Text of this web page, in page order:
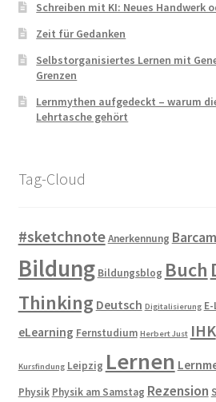
Schreiben mit KI: Neues Handwerk
Zeit für Gedanken
Selbstorganisiertes Lernen mit
Grenzen
Lernmythen aufgedeckt – warum
Lehrtasche gehört
Tag-Cloud
#sketchnoteAnerkennung
Bildung Bildungsblog Buch
Thinking Deutsch Digitalisierung
eLearning Fernstudium Herbert Just IHK
Kursfindung Leipzig Lernen
Physik Physik am Samstag Rezension